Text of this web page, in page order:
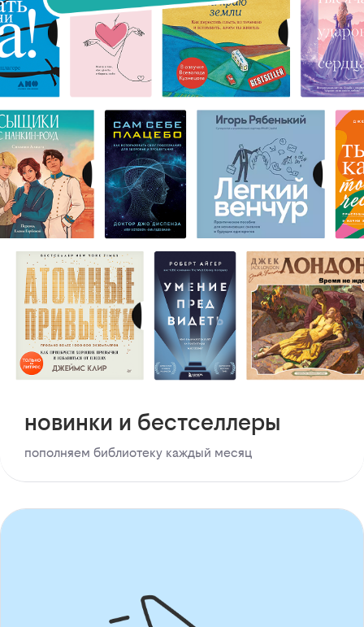
новинки и бестселлеры
пополняем библиотеку каждый месяц